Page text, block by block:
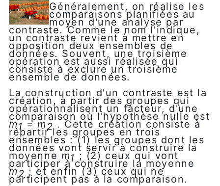
Généralement, on réalise les
comparaisons planifiées au
moyen d'une analyse par
contraste. Comme le nom l'indique,
un contraste revient à mettre en
opposition deux ensembles de
données. Souvent, une troisième
opération est aussi réalisée qui
consiste à exclure un troisième
ensemble de données.
La construction d'un contraste est la
création, à partir des groupes qui
opérationnalisent un facteur, d'une
comparaison où l'hypothèse nulle est
m1 =m2 . Cette création consiste à
répartir les groupes en trois
ensembles : (1) les groupes dont les
données vont servir à construire la
moyenne m1 ; (2) ceux qui vont
participer à construire la moyenne
m2 ; et enfin (3) ceux qui ne
participent pas à la comparaison.